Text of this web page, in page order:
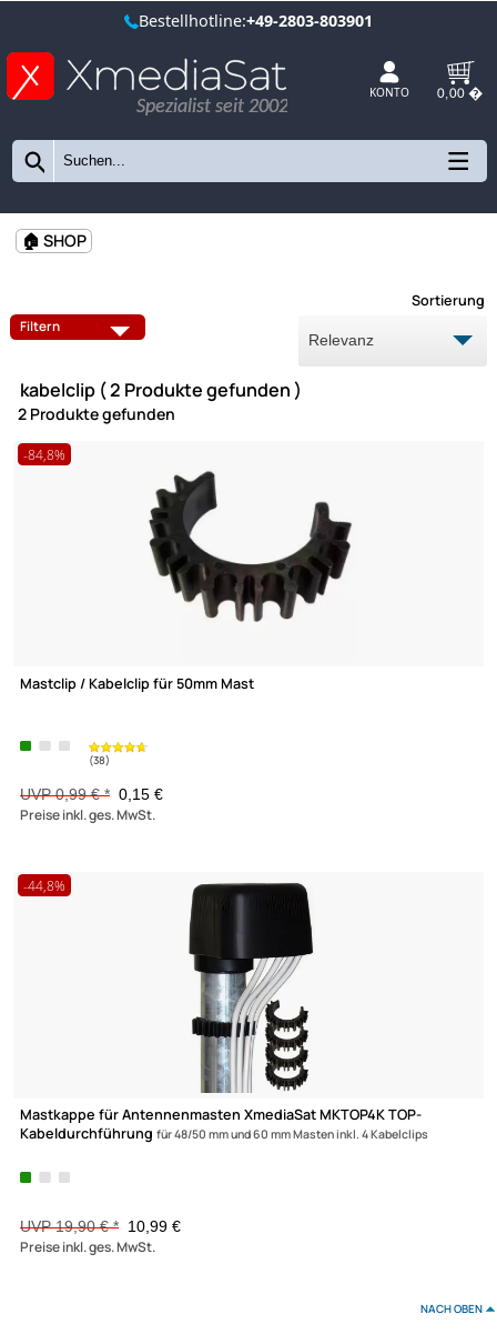
Bestellhotline:+49-2803-803901
Spezialist seit 2002
kabelclip ( 2 Produkte gefunden )
2 Produkte gefunden
Mastclip / Kabelclip für 50mm Mast
UVP 0,99 € *
Mastkappe für Antennenmasten XmediaSat MKTOP4K TOP-
Kabeldurchführung
Über uns
Datenschutz
↩ Vertrag widerrufen